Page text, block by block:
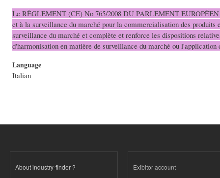
Le RÈGLEMENT (CE) No 765/2008 DU PARLEMENT
et à la surveillance du marché pour la commercialisation des
surveillance du marché et complète et renforce les dispositions
d'harmonisation en matière de surveillance du marché ou l'application
Language
Italian
About industry-finder ?
Exibitor account